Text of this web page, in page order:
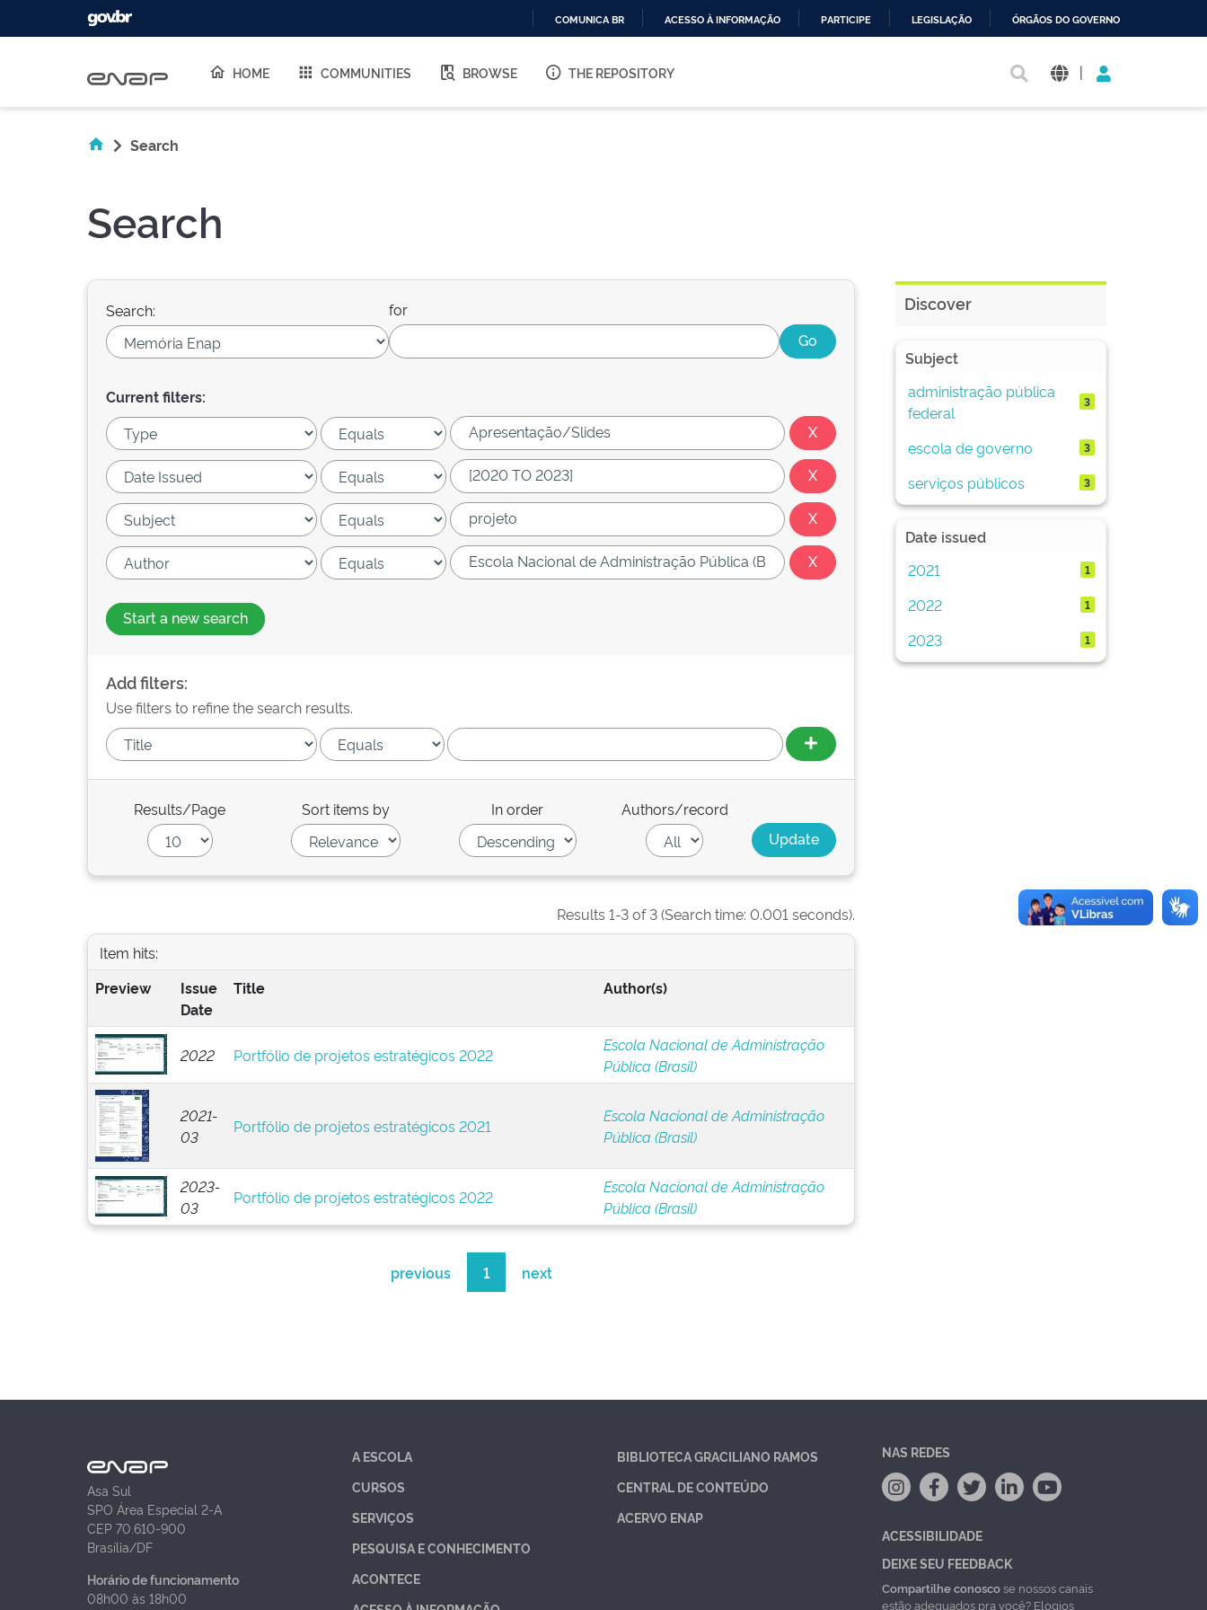
O
COMUNICA BR ACESSO À INFORMAÇÃO PARTICIPE LEGISLAÇÃO ÓRGÃOS DO GOVERNO
HOME COMMUNITIES BROWSE THE REPOSITORY |
Search
Search
Search: for
Current filters:
Start a new search
Add filters:
Use filters to refine the search results.
Results/Page Sort items by In order Authors/record
Results 1-3 of 3 (Search time: 0.001 seconds).
Item hits:
Preview
Issue
Date
Title Author(s)
2022 Portfólio de projetos estratégicos 2022
Escola Nacional de Administração
Pública (Brasil)
2021-
03
Portfólio de projetos estratégicos 2021
Escola Nacional de Administração
Pública (Brasil)
2023-
03
Portfólio de projetos estratégicos 2022
Escola Nacional de Administração
Pública (Brasil)
previous 1 next
Discover
Subject
administração pública
federal
3
escola de governo 3
serviços públicos 3
Date issued
2021
1
2022 1
2023 1
Asa Sul
SPO Área Especial 2-A
CEP 70.610-900
Brasília/DF
Horário de funcionamento
08h00 às 18h00
A ESCOLA
CURSOS
SERVIÇOS
PESQUISA E CONHECIMENTO
ACONTECE
BIBLIOTECA GRACILIANO RAMOS
CENTRAL DE CONTEÚDO
ACERVO ENAP
NAS REDES
ACESSIBILIDADE
DEIXE SEU FEEDBACK
Compartilhe conoscose nossos canais
estão adequados pra você? Elogios